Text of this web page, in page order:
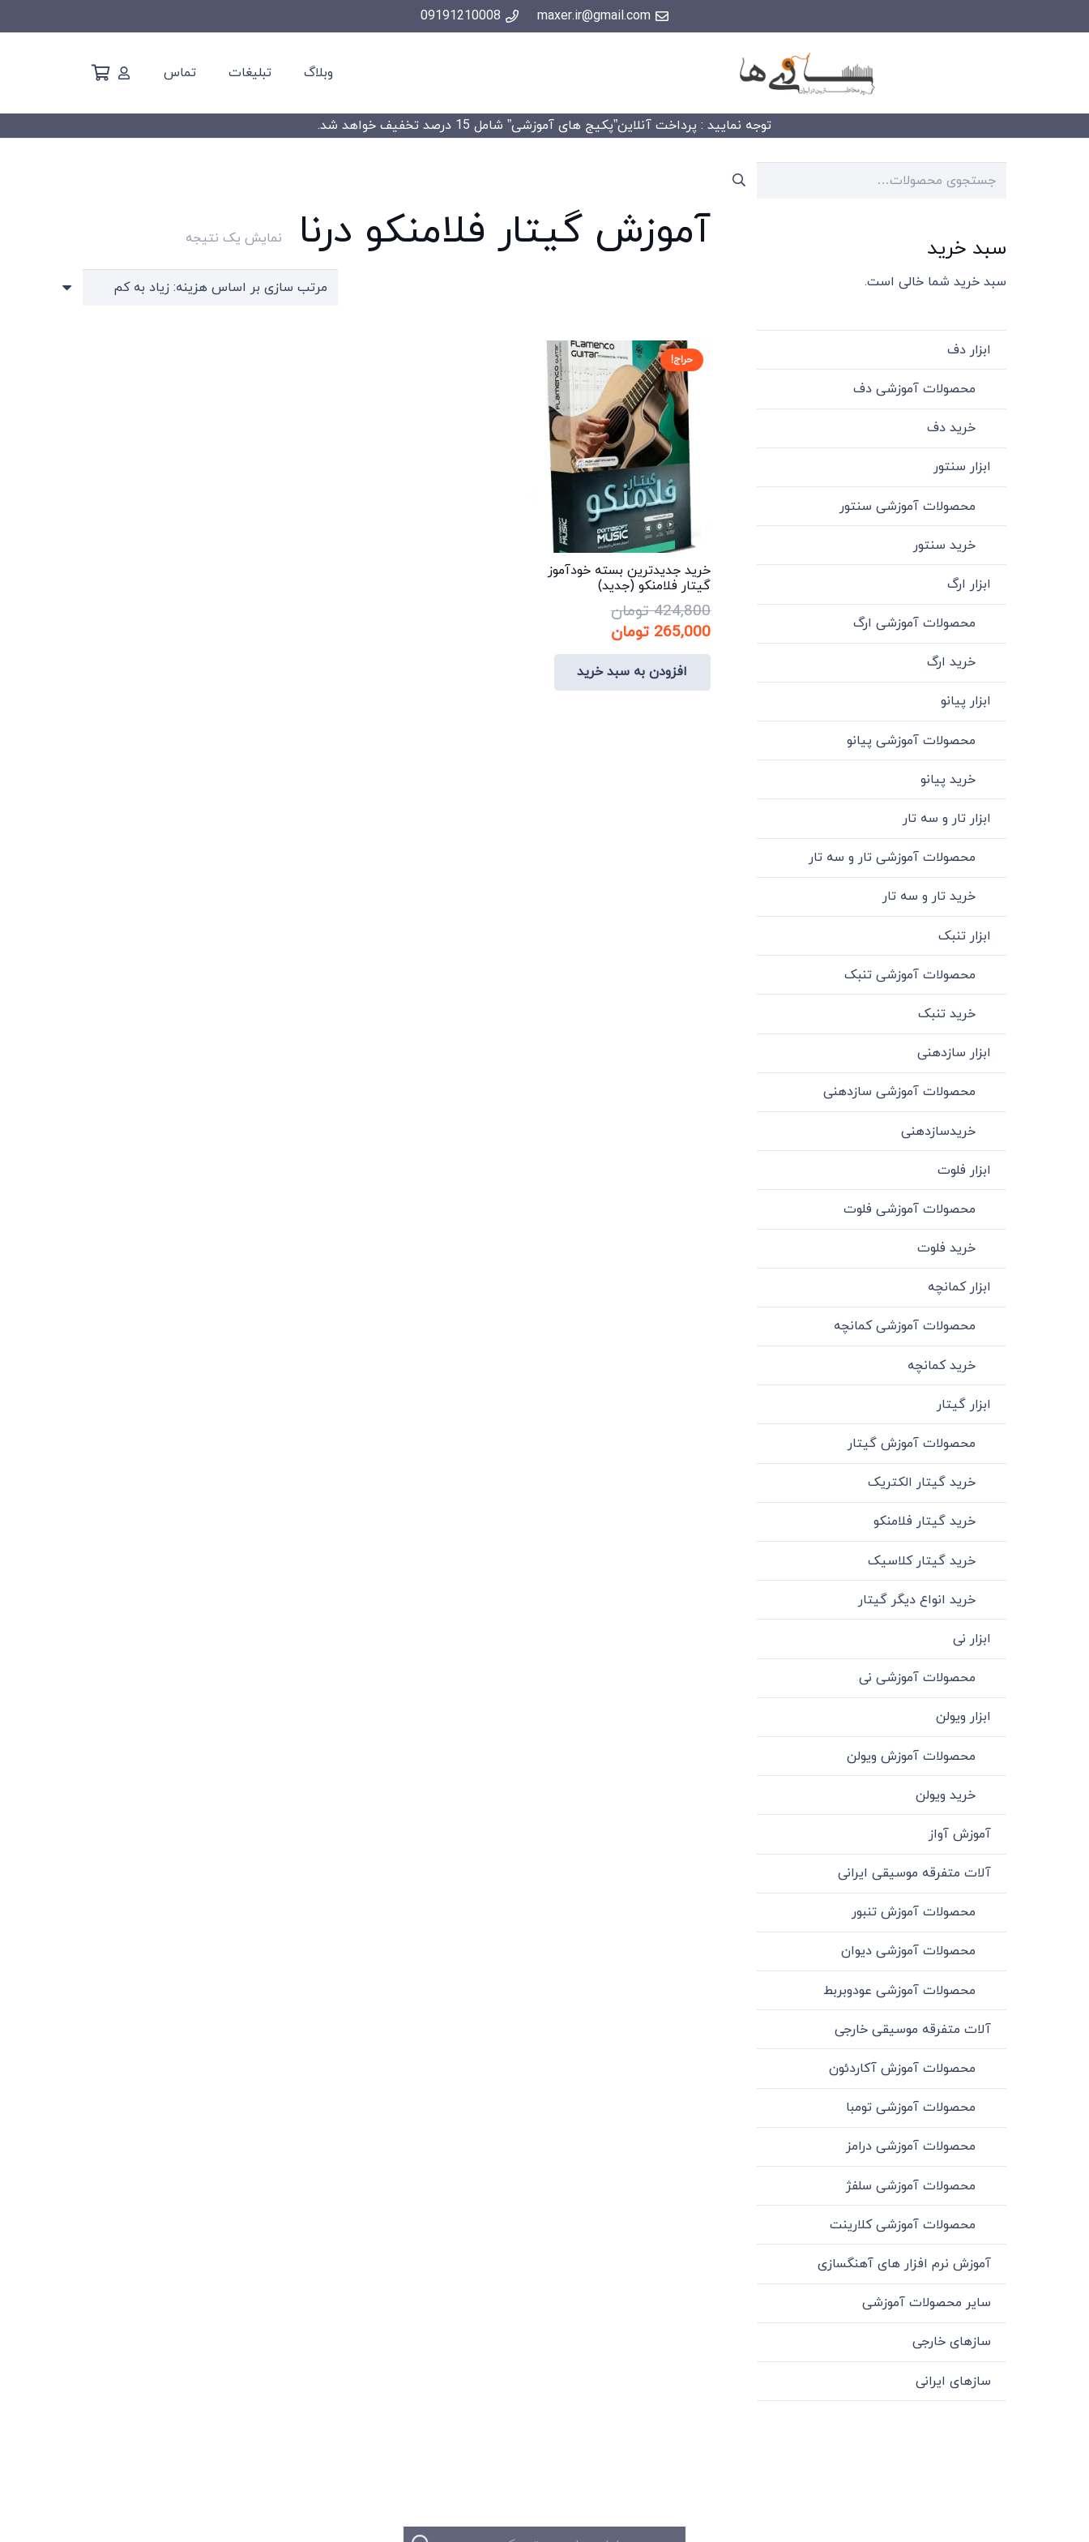
maxer.ir@gmail.com
09191210008
وبلاگ تبلیغات تماس
توجه نمایید : پرداخت آنلاین”پکیج های آموزشی” شامل 15 درصد تخفیف خواهد شد.
آموزش گیتار فلامنکو درنا نمایش یک نتیجه
حراج!
خرید جدیدترین بسته خودآموز
گیتار فلامنکو (جدید)
424,800 تومان
قیمت
اصلی:
424,800 تومان
بود.
265,000 تومانقیمت
فعلی:
265,000 تومان.
افزودن به سبد خرید
جستجو
سبد خرید
سبد خرید شما خالی است.
ابزار دف
محصولات آموزشی دف
خرید دف
ابزار سنتور
محصولات آموزشی سنتور
خرید سنتور
ابزار ارگ
محصولات آموزشی ارگ
خرید ارگ
ابزار پیانو
محصولات آموزشی پیانو
خرید پیانو
ابزار تار و سه تار
محصولات آموزشی تار و سه تار
خرید تار و سه تار
ابزار تنبک
محصولات آموزشی تنبک
خرید تنبک
ابزار سازدهنی
محصولات آموزشی سازدهنی
خریدسازدهنی
ابزار فلوت
محصولات آموزشی فلوت
خرید فلوت
ابزار کمانچه
محصولات آموزشی کمانچه
خرید کمانچه
ابزار گیتار
محصولات آموزش گیتار
خرید گیتار الکتریک
خرید گیتار فلامنکو
خرید گیتار کلاسیک
خرید انواع دیگر گیتار
ابزار نی
محصولات آموزشی نی
ابزار ویولن
محصولات آموزش ویولن
خرید ویولن
آموزش آواز
آلات متفرقه موسیقی ایرانی
محصولات آموزش تنبور
محصولات آموزشی دیوان
محصولات آموزشی عودوبربط
آلات متفرقه موسیقی خارجی
محصولات آموزش آکاردئون
محصولات آموزشی تومبا
محصولات آموزشی درامز
محصولات آموزشی سلفژ
محصولات آموزشی کلارینت
آموزش نرم افزار های آهنگسازی
سایر محصولات آموزشی
سازهای خارجی
سازهای ایرانی